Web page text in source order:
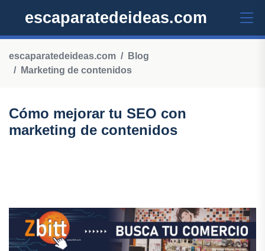
escaparatedeideas.com
escaparatedeideas.com
Blog
Marketing de contenidos
Cómo mejorar tu SEO con
marketing de contenidos